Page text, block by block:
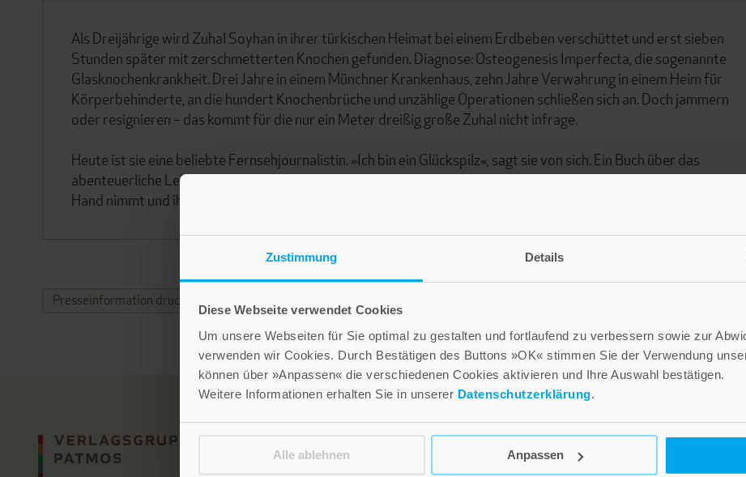
Zustimmung Details
Diese Webseite verwendet Cookies
Um unsere Webseiten für Sie optimal zu gestalten und fortlaufend zu verbessern sowie zur
verwenden wir Cookies. Durch Bestätigen des Buttons »OK« stimmen Sie der Verwendung
können über »Anpassen« die verschiedenen Cookies aktivieren und Ihre Auswahl bestätigen.
Weitere Informationen erhalten Sie in unserer Datenschutzerklärung.
Alle ablehnen Anpassen
Als Dreijährige wird Zuhal Soyhan in ihrer türkischen Heimat bei einem Erdbeben verschüttet und erst sieben
Stunden später mit zerschmetterten Knochen gefunden. Diagnose: Osteogenesis Imperfecta, die sogenannte
Glasknochenkrankheit. Drei Jahre in einem Münchner Krankenhaus, zehn Jahre Verwahrung in einem Heim für
Körperbehinderte, an die hundert Knochenbrüche und unzählige Operationen schließen sich an. Doch jammern
oder resignieren – das kommt für die nur ein Meter dreißig große Zuhal nicht infrage.
Heute ist sie eine beliebte Fernsehjournalistin. »Ich bin ein Glückspilz«, sagt sie von sich. Ein Buch über das
abenteuerliche Leben einer starken Frau, die allen Widrigkeiten und Vorurteilen zum Trotz ihr Leben selbst in die
Hand nimmt und ihre Träume verwirklicht.
Presseinformation drucken